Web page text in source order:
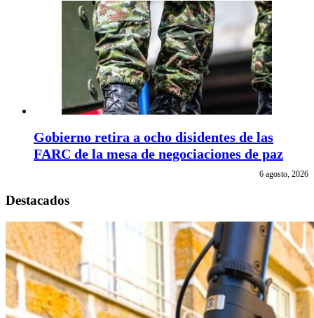
Gobierno retira a ocho disidentes de las
FARC de la mesa de negociaciones de paz
6 agosto, 2026
Destacados